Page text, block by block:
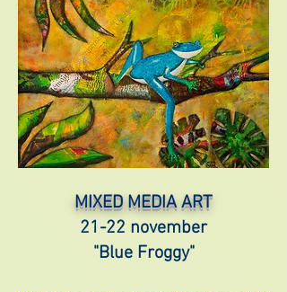
MIXED MEDIA ART
21-22 november
"Blue Froggy"